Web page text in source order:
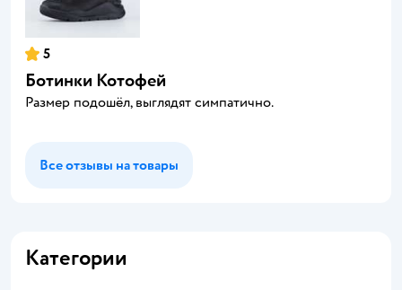
5
Ботинки Котофей
Размер подошёл, выглядят симпатично.
Все отзывы на товары
Категории